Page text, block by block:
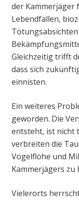
der Kammerjäger
Lebendfallen,
Gleichzeitig trifft
dass sich
einnisten.
Ein weiteres
geworden. Die
entsteht, ist nicht
verbreiten die
Vogelflöhe und
Kammerjägers zu
Vielerorts